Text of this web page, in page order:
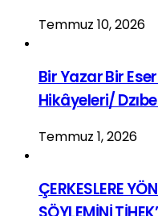
Temmuz 10, 2026
Bir Yazar Bir
Hikâyeleri/
Temmuz 1, 2026
ÇERKESLERE